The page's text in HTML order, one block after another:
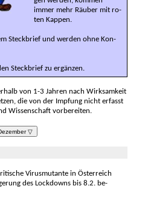
immer mehr Räu­ber mit ro­
ten Kappen.
Steck­brief und werden ohne Kon­
Steck­brief zu ergän­zen.
von 1-3 Jahren nach Wirk­sam­keit
die von der Impfung nicht erfasst
Wissen­schaft vorbereiten.
▽
Virus­mutante in Öster­reich
des Lock­downs bis 8.2. be­